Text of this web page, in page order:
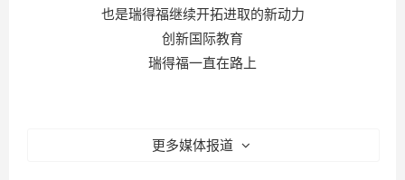
也是瑞得福继续开拓进取的新动力
创新国际教育
瑞得福一直在路上
更多媒体报道